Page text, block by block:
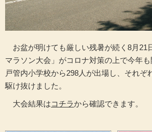
お盆が明けても厳しい残暑が続く8月21
マラソン大会」がコロナ対策の上で今年
戸管内小学校から298人が出場し、それぞ
駆け抜けました。
大会結果はコチラから確認できます。